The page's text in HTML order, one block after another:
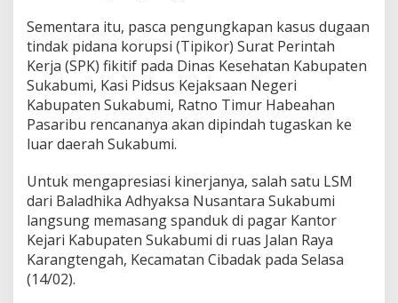
Sementara itu, pasca pengungkapan kasus dugaan
tindak pidana korupsi (Tipikor) Surat Perintah
Kerja (SPK) fikitif pada Dinas Kesehatan Kabupaten
Sukabumi, Kasi Pidsus Kejaksaan Negeri
Kabupaten Sukabumi, Ratno Timur Habeahan
Pasaribu rencananya akan dipindah tugaskan ke
luar daerah Sukabumi.
Untuk mengapresiasi kinerjanya, salah satu LSM
dari Baladhika Adhyaksa Nusantara Sukabumi
langsung memasang spanduk di pagar Kantor
Kejari Kabupaten Sukabumi di ruas Jalan Raya
Karangtengah, Kecamatan Cibadak pada Selasa
(14/02).